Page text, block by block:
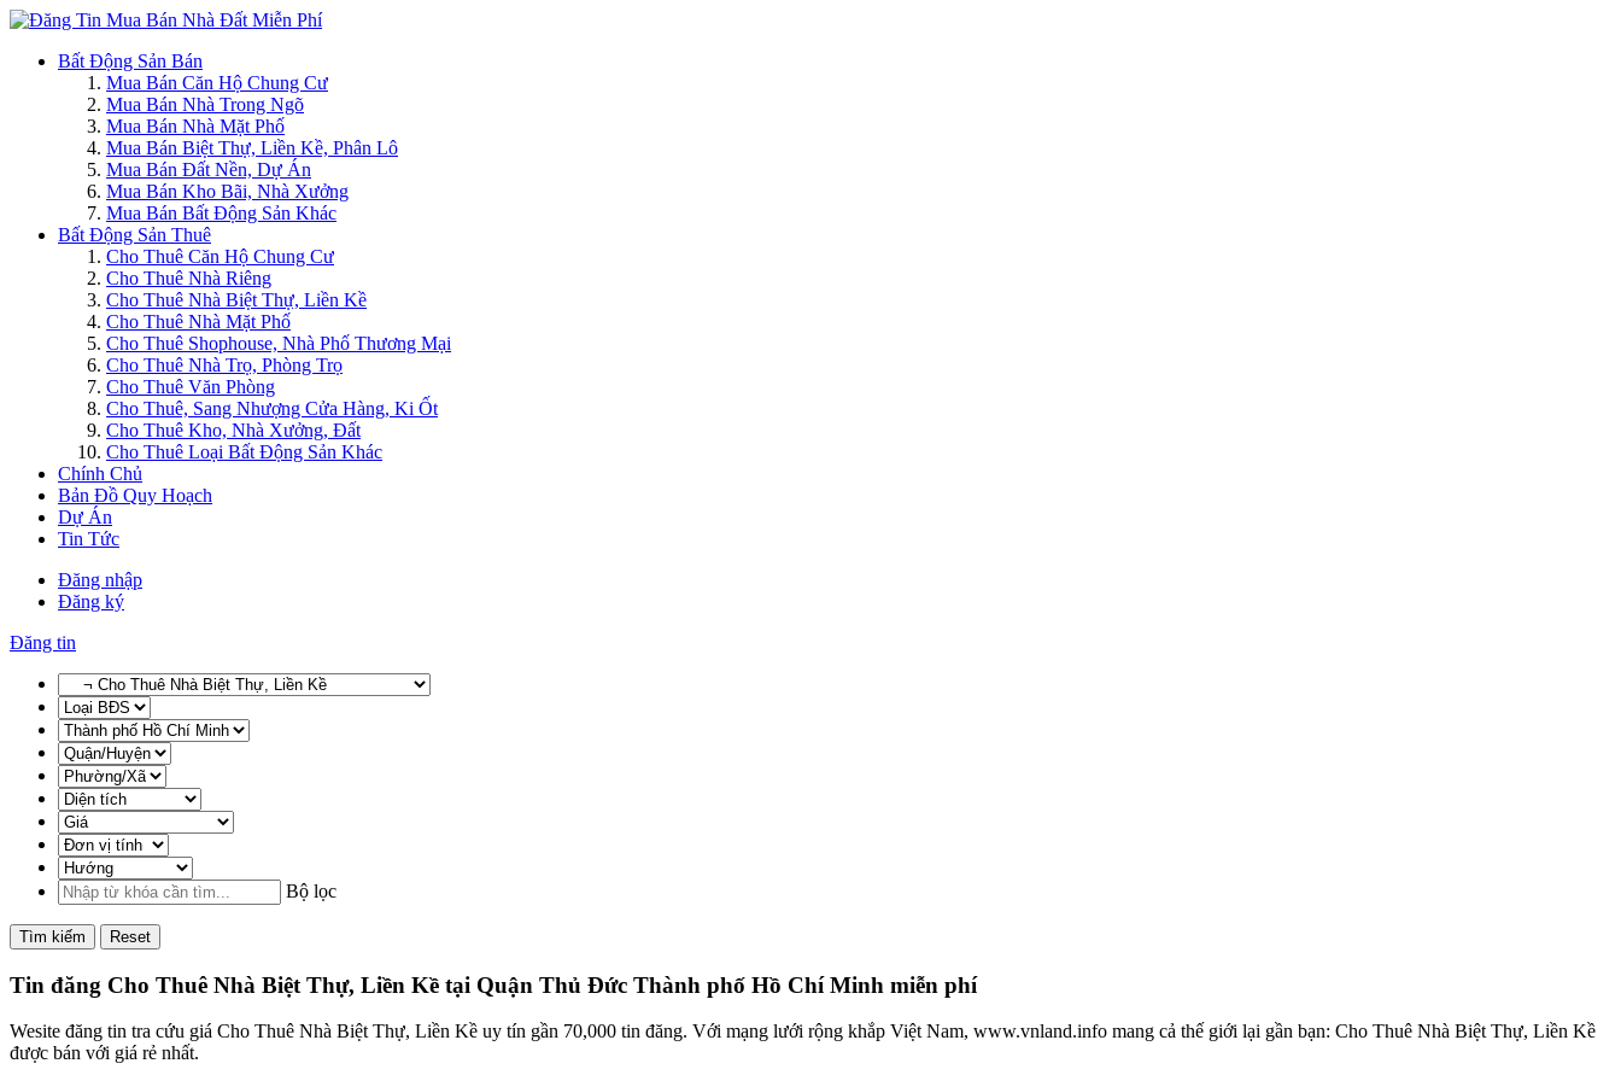
Bất Động Sản Bán
Mua Bán Căn Hộ Chung Cư
Mua Bán Nhà Trong Ngõ
Mua Bán Nhà Mặt Phố
Mua Bán Biệt Thự, Liền Kề, Phân Lô
Mua Bán Đất Nền, Dự Án
Mua Bán Kho Bãi, Nhà Xưởng
Mua Bán Bất Động Sản Khác
Bất Động Sản Thuê
Cho Thuê Căn Hộ Chung Cư
Cho Thuê Nhà Riêng
Cho Thuê Nhà Biệt Thự, Liền Kề
Cho Thuê Nhà Mặt Phố
Cho Thuê Shophouse, Nhà Phố Thương Mại
Cho Thuê Nhà Trọ, Phòng Trọ
Cho Thuê Văn Phòng
Cho Thuê, Sang Nhượng Cửa Hàng, Ki Ốt
Cho Thuê Kho, Nhà Xưởng, Đất
Cho Thuê Loại Bất Động Sản Khác
Chính Chủ
Bản Đồ Quy Hoạch
Dự Án
Tin Tức
Đăng nhập
Đăng ký
Đăng tin
Bộ lọc
Tìm kiếm Reset
Tin đăng Cho Thuê Nhà Biệt Thự, Liền Kề tại Quận Thủ Đức Thành phố Hồ Chí Minh miễn phí
Wesite đăng tin tra cứu giá Cho Thuê Nhà Biệt Thự, Liền Kề uy tín gần 70,000 tin đăng. Với mạng lưới rộng khắp Việt Nam, www.vnland.info mang cả thế giới lại gần bạn: Cho Thuê Nhà Biệt Thự, Liền Kề
được bán với giá rẻ nhất.